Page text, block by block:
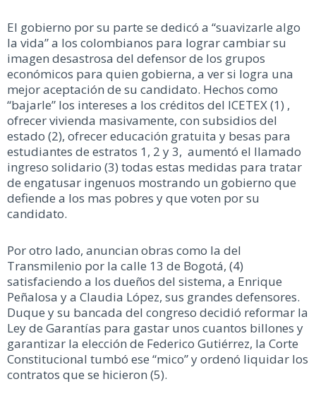
El gobierno por su parte se dedicó a “suavizarle algo
la vida” a los colombianos para lograr cambiar su
imagen desastrosa del defensor de los grupos
económicos para quien gobierna, a ver si logra una
mejor aceptación de su candidato. Hechos como
“bajarle” los intereses a los créditos del ICETEX (1) ,
ofrecer vivienda masivamente, con subsidios del
estado (2), ofrecer educación gratuita y besas para
estudiantes de estratos 1, 2 y 3, aumentó el llamado
ingreso solidario (3) todas estas medidas para tratar
de engatusar ingenuos mostrando un gobierno que
defiende a los mas pobres y que voten por su
candidato.
Por otro lado, anuncian obras como la del
Transmilenio por la calle 13 de Bogotá, (4)
satisfaciendo a los dueños del sistema, a Enrique
Peñalosa y a Claudia López, sus grandes defensores.
Duque y su bancada del congreso decidió reformar la
Ley de Garantías para gastar unos cuantos billones y
garantizar la elección de Federico Gutiérrez, la Corte
Constitucional tumbó ese “mico” y ordenó liquidar los
contratos que se hicieron (5).